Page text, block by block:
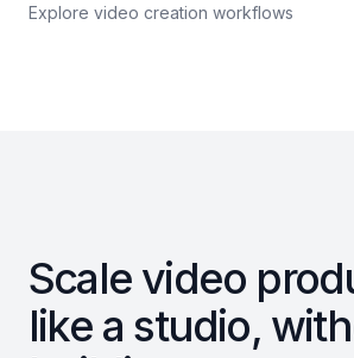
Explore video creation workflows
Scale video
like a studio,